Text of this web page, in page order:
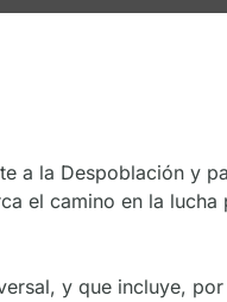
a la Despoblación y
el camino en la lucha
y que incluye,